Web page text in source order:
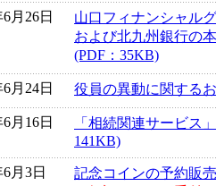
月26日
山口フィナンシャル
および北九州銀行の
(PDF：35KB)
月24日 役員の異動に関する
月16日
「相続関連サービス
141KB)
月3日
記念コインの予約販